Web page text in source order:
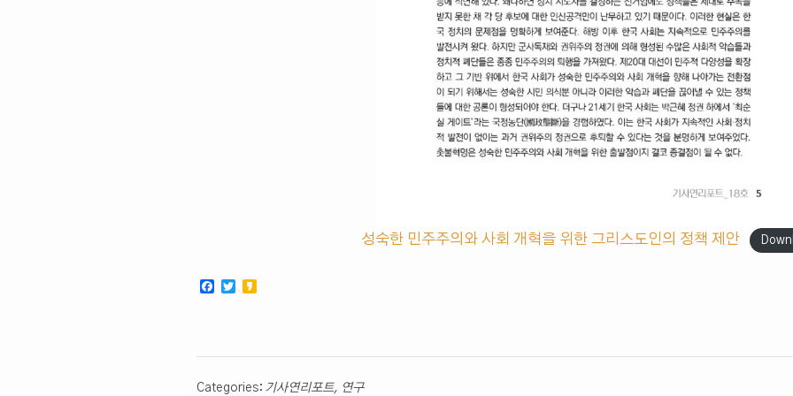
성숙한 민주주의와 사회 개혁을 위한 그리스도인의 정책 제안
Facebook
Twitter
Categories: 기사연리포트, 연구